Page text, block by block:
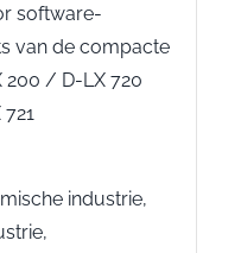
software-
van de compacte
200 / D-LX 720
industrie,